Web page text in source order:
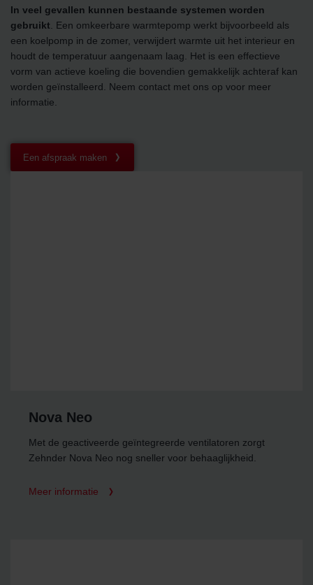
Zehnder Group UK Limited: Privacy Policy
In veel gevallen kunnen bestaande systemen worden
gebruikt . Een omkeerbare warmtepomp werkt bijvoorbeeld als
een koelpomp in de zomer, verwijdert warmte uit het interieur en
houdt de temperatuur aangenaam laag. Het is een effectieve
vorm van actieve koeling die bovendien gemakkelijk achteraf kan
worden geïnstalleerd. Neem contact met ons op voor meer
informatie.
Een afspraak maken
Nova Neo
Met de geactiveerde geïntegreerde ventilatoren zorgt
Zehnder Nova Neo nog sneller voor behaaglijkheid.
Meer informatie